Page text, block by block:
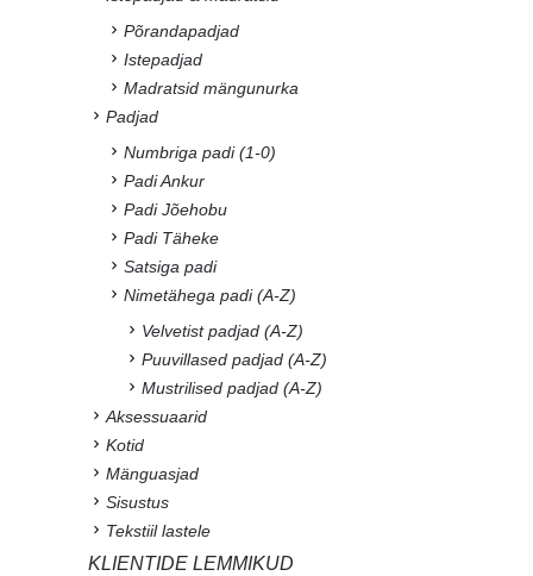
Põrandapadjad
Istepadjad
Madratsid mängunurka
Padjad
Numbriga padi (1-0)
Padi Ankur
Padi Jõehobu
Padi Täheke
Satsiga padi
Nimetähega padi (A-Z)
Velvetist padjad (A-Z)
Puuvillased padjad (A-Z)
Mustrilised padjad (A-Z)
Aksessuaarid
Kotid
Mänguasjad
Sisustus
Tekstiil lastele
KLIENTIDE LEMMIKUD